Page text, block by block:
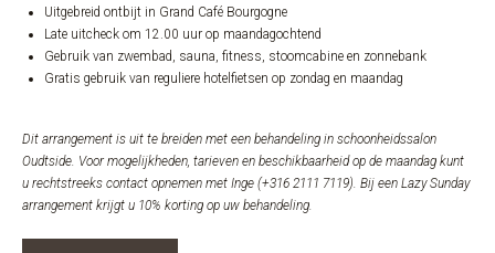
Uitgebreid ontbijt in Grand Café Bourgogne
Late uitcheck om 12.00 uur op maandagochtend
Gebruik van zwembad, sauna, fitness, stoomcabine en zonnebank
Gratis gebruik van reguliere hotelfietsen op zondag en maandag
Dit arrangement is uit te breiden met een behandeling in schoonheidssalon
Oudtside. Voor mogelijkheden, tarieven en beschikbaarheid op de maandag kunt
u rechtstreeks contact opnemen met Inge (+316 2111 7119). Bij een Lazy Sunday
arrangement krijgt u 10% korting op uw behandeling.